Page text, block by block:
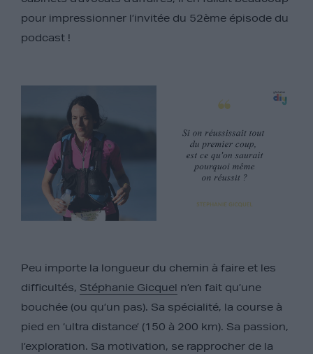
pour impressionner l’invitée du 52ème épisode du
podcast !
Peu importe la longueur du chemin à faire et les
difficultés, Stéphanie Gicquel n’en fait qu’une
bouchée (ou qu’un pas). Sa spécialité, la course à
pied en ‘ultra distance’ (150 à 200 km). Sa passion,
l’exploration. Sa motivation, se rapprocher de la